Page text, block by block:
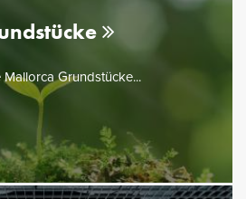
Mallorca Grundstücke...